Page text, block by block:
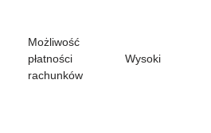
Możliwość
płatności
rachunków
Wysoki